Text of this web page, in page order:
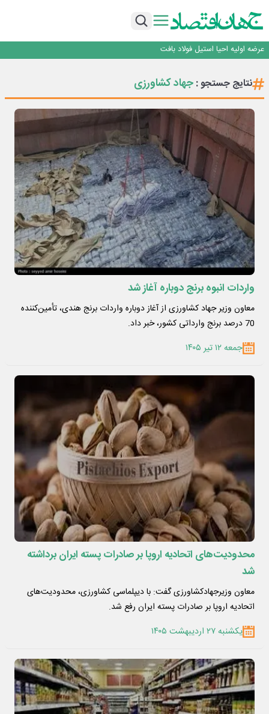
رونمایی فولاد غدیر نی ریز از سامانه ی « آقای پولاد»
نمایشگاهی برگزار می‌شود
عرضه اولیه احیا استیل فولاد بافت
ورق گرم مبارکه به پروژه های انتقال آب رسید
رونمایی فولاد غدیر نی ریز از سامانه ی « آقای پولاد»
نمایشگاهی برگزار می‌شود
عرضه اولیه احیا استیل فولاد بافت
نتایج جستجو :جهاد کشاورزی
واردات انبوه برنج دوباره آغاز شد
معاون وزیر جهاد کشاورزی از آغاز دوباره واردات برنج هندی، تأمین‌کننده
70 درصد برنج وارداتی کشور، خبر داد.
جمعه ۱۲ تیر ۱۴۰۵
محدودیت‌های اتحادیه اروپا بر صادرات پسته ایران برداشته
شد
معاون وزیرجهادکشاورزی گفت: با دیپلماسی کشاورزی، محدودیت‌های
اتحادیه اروپا بر صادرات پسته ایران رفع شد.
یکشنبه ۲۷ اردیبهشت ۱۴۰۵